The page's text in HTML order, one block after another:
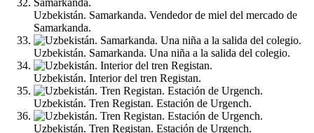
Uzbekistán. Samarkanda. Vendedor de miel del mercado de
Samarkanda.
Uzbekistán. Samarkanda. Una niña a la salida del colegio.
Uzbekistán. Interior del tren Registan.
Uzbekistán. Tren Registan. Estación de Urgench.
Uzbekistán. Tren Registan. Estación de Urgench.